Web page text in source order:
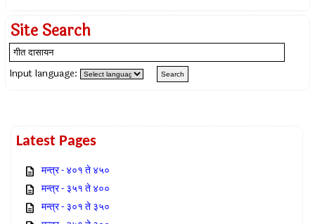
Site Search
Input language:
Latest Pages
मन्त्र - ४०१ ते ४५०
मन्त्र - ३५१ ते ४००
मन्त्र - ३०१ ते ३५०